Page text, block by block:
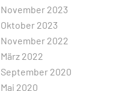
November 2023
Oktober 2023
November 2022
März 2022
September 2020
Mai 2020